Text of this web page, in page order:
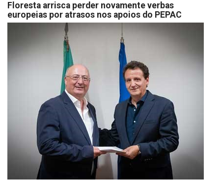
Floresta arrisca perder novamente verbas
europeias por atrasos nos apoios do PEPAC